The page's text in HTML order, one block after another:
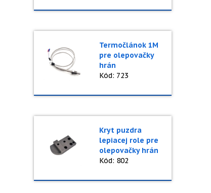
Termočlánok 1M
pre olepovačky
hrán
Kód: 723
Kryt puzdra
lepiacej role pre
olepovačky hrán
Kód: 802